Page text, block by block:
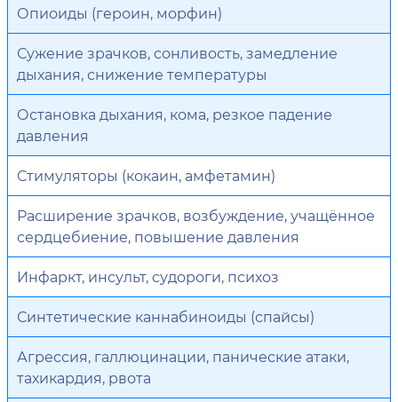
Опиоиды (героин, морфин)
Сужение зрачков, сонливость, замедление
дыхания, снижение температуры
Остановка дыхания, кома, резкое падение
давления
Стимуляторы (кокаин, амфетамин)
Расширение зрачков, возбуждение, учащённое
сердцебиение, повышение давления
Инфаркт, инсульт, судороги, психоз
Синтетические каннабиноиды (спайсы)
Агрессия, галлюцинации, панические атаки,
тахикардия, рвота